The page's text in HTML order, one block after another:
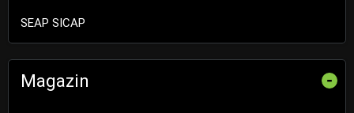
SEAP SICAP
Magazin -